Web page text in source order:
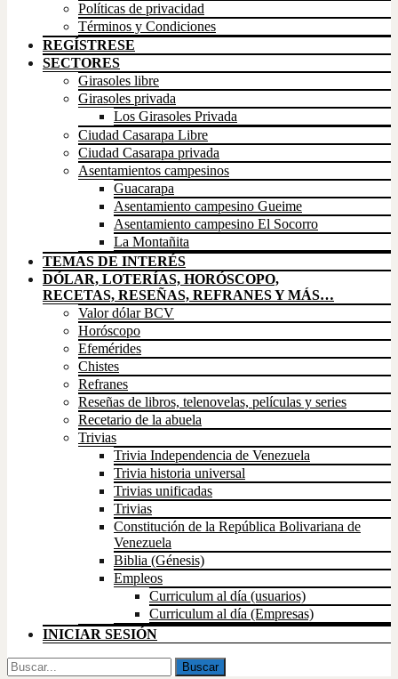
Políticas de privacidad
Términos y Condiciones
REGÍSTRESE
SECTORES
Girasoles libre
Girasoles privada
Los Girasoles Privada
Ciudad Casarapa Libre
Ciudad Casarapa privada
Asentamientos campesinos
Guacarapa
Asentamiento campesino Gueime
Asentamiento campesino El Socorro
La Montañita
TEMAS DE INTERÉS
DÓLAR, LOTERÍAS, HORÓSCOPO,
RECETAS, RESEÑAS, REFRANES Y MÁS…
Valor dólar BCV
Horóscopo
Efemérides
Chistes
Refranes
Reseñas de libros, telenovelas, películas y series
Recetario de la abuela
Trivias
Trivia Independencia de Venezuela
Trivia historia universal
Trivias unificadas
Trivias
Constitución de la República Bolivariana de
Venezuela
Biblia (Génesis)
Empleos
Curriculum al día (usuarios)
Curriculum al día (Empresas)
INICIAR SESIÓN
Buscar